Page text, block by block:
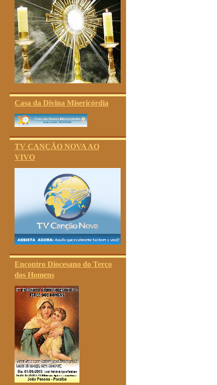
Casa da Divina Misericórdia
TV CANÇÃO NOVA AO
VIVO
Encontro Diocesano do Terço
dos Homens